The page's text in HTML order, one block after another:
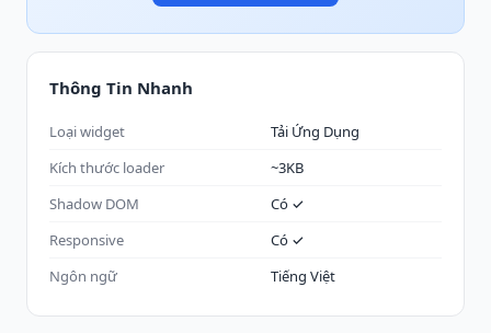
Thông Tin Nhanh
Loại widget
Tải Ứng Dụng
Kích thước loader
~3KB
Shadow DOM
Có ✓
Responsive
Có ✓
Ngôn ngữ
Tiếng Việt